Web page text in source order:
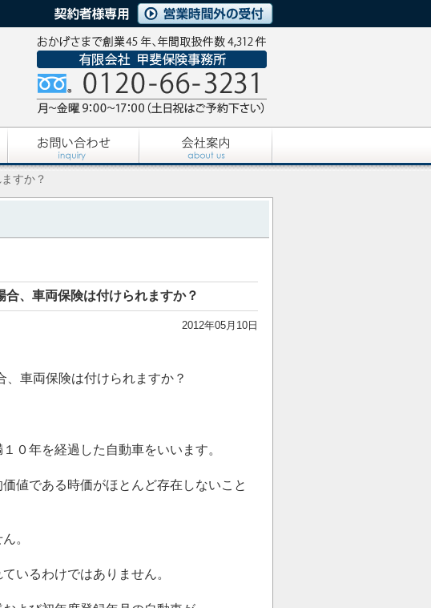
すか？
合、車両保険は付けられますか？
2012年05月10日
、車両保険は付けられますか？
０年を経過した自動車をいいます。
値である時価がほとんど存在しないこと
。
いるわけではありません。